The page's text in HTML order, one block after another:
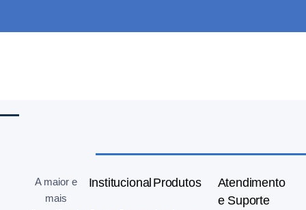
A maior e
mais
Institucional Produtos
Atendimento
e Suporte